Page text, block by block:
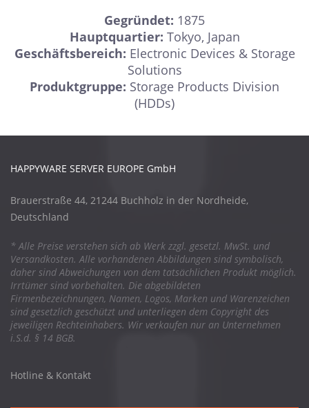
Gegründet: 1875
Hauptquartier: Tokyo, Japan
Geschäftsbereich: Electronic Devices & Storage
Solutions
Produktgruppe: Storage Products Division
(HDDs)
HAPPYWARE SERVER EUROPE GmbH
Brauerstraße 44, 21244 Buchholz in der Nordheide,
Deutschland
* Alle Preise verstehen sich ab Werk zzgl. gesetzl. MwSt. und
Versandkosten. Alle vorhandenen Abbildungen sind symbolisch,
daher sind Abweichungen von dem tatsächlichen Produkt möglich.
Irrtümer sind vorbehalten. Die abgebildeten
Firmenbezeichnungen, Namen, Logos, Marken und Warenzeichen
sind gesetzlich geschützt und unterliegen dem Copyright des
jeweiligen Rechteinhabers. Wir verkaufen nur an Unternehmen
i.S.d. § 14 BGB.
Hotline & Kontakt